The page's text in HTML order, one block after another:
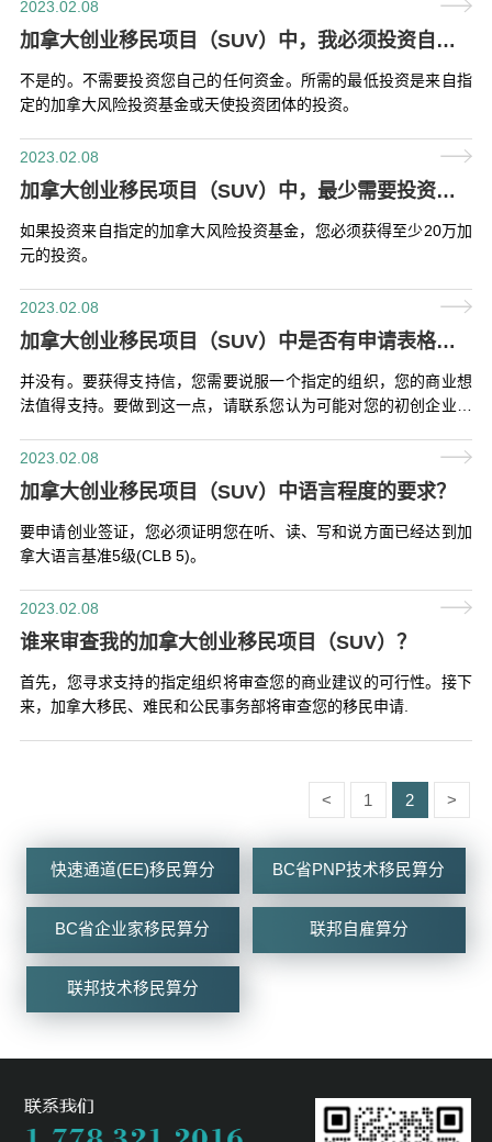
2023.02.08
加拿大创业移民项目（SUV）中，我必须投资自己的钱吗？
不是的。不需要投资您自己的任何资金。所需的最低投资是来自指
定的加拿大风险投资基金或天使投资团体的投资。
2023.02.08
加拿大创业移民项目（SUV）中，最少需要投资多少？
如果投资来自指定的加拿大风险投资基金，您必须获得至少20万加
元的投资。
2023.02.08
加拿大创业移民项目（SUV）中是否有申请表格来获得指定组织的支持信？
并没有。要获得支持信，您需要说服一个指定的组织，您的商业想
法值得支持。要做到这一点，请联系您认为可能对您的初创企业感
2023.02.08
加拿大创业移民项目（SUV）中语言程度的要求？
要申请创业签证，您必须证明您在听、读、写和说方面已经达到加
拿大语言基准5级(CLB 5)。
2023.02.08
谁来审查我的加拿大创业移民项目（SUV）？
首先，您寻求支持的指定组织将审查您的商业建议的可行性。接下
来，加拿大移民、难民和公民事务部将审查您的移民申请.
< 1 2 >
快速通道(EE)移民算分 BC省PNP技术移民算分
BC省企业家移民算分 联邦自雇算分
联邦技术移民算分